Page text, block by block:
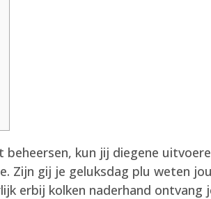
kun jij diegene
Zijn gij je geluksdag plu weten
erbij kolken naderhand